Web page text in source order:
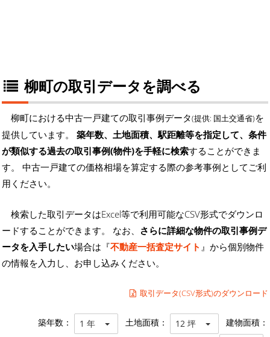
柳町の取引データを調べる
柳町における中古一戸建ての取引事例データ(提供: 国土交通省)を
提供しています。 築年数、土地面積、駅距離等を指定して、条件
が類似する過去の取引事例(物件)を手軽に検索することができま
す。 中古一戸建ての価格相場を算定する際の参考事例としてご利
用ください。
検索した取引データはExcel等で利用可能なCSV形式でダウンロ
ードすることができます。 なお、 さらに詳細な物件の取引事例デ
ータを入手したい場合は『不動産一括査定サイト 』から個別物件
の情報を入力し、お申し込みください。
取引データ(CSV形式)のダウンロード
築年数： 1 年 土地面積： 12 坪 建物面積：